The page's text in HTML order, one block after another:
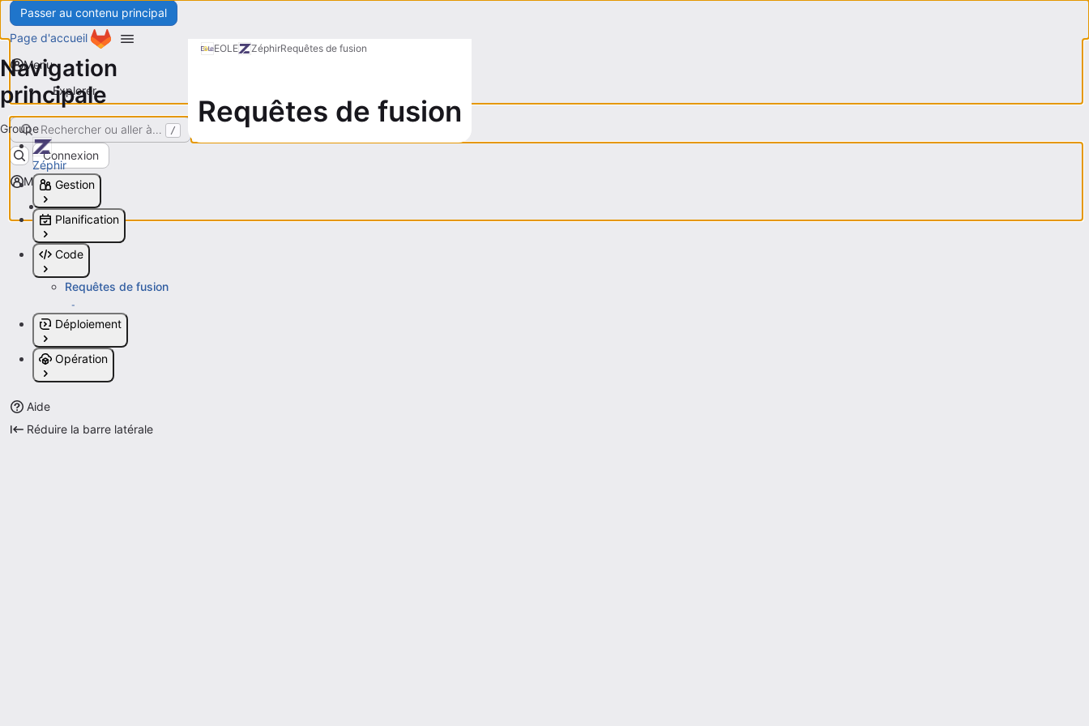
Passer au contenu principal
Page d'accueil
Menu
Explorer
Rechercher ou aller à… /
Connexion
Menu
Explorer
Navigation
principale
Groupe
Zéphir
Gestion
Planification
Code
Requêtes de fusion
-
Déploiement
Opération
Aide
Réduire la barre latérale
EOLE ZéphirRequêtes de fusion
Requêtes de fusion